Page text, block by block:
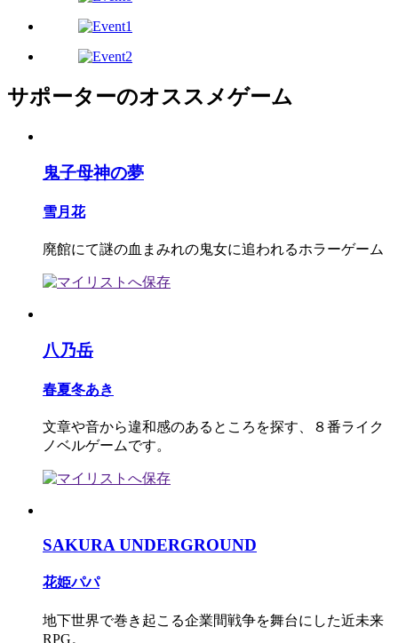
サポーターのオススメゲーム
鬼子母神の夢
雪月花
廃館にて謎の血まみれの鬼女に追われるホラーゲーム
八乃岳
春夏冬あき
文章や音から違和感のあるところを探す、８番ライク
ノベルゲームです。
SAKURA UNDERGROUND
花姫パパ
地下世界で巻き起こる企業間戦争を舞台にした近未来
RPG。